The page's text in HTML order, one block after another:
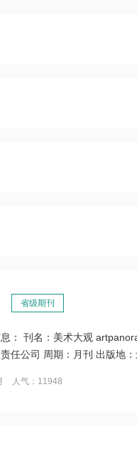
省级期刊
： 刊名：美术大观
任公司 周期：月刊 出版地
人气：11948